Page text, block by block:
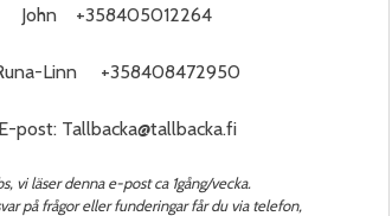
John +358405012264
Linn +358408472950
E-post: Tallbacka@tallbacka.fi
vi läser denna e-post ca 1gång/vecka.
på frågor eller funderingar får du via telefon,